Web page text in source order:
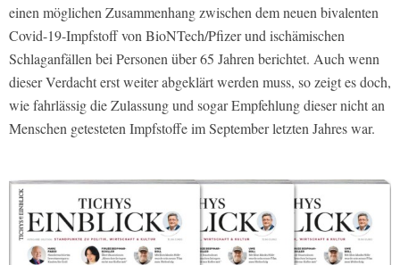
einen möglichen Zusammenhang zwischen dem neuen bivalenten
Covid-19-Impfstoff von BioNTech/Pfizer und ischämischen
Schlaganfällen bei Personen über 65 Jahren berichtet. Auch wenn
dieser Verdacht erst weiter abgeklärt werden muss, so zeigt es doch,
wie fahrlässig die Zulassung und sogar Empfehlung dieser nicht an
Menschen getesteten Impfstoffe im September letzten Jahres war.